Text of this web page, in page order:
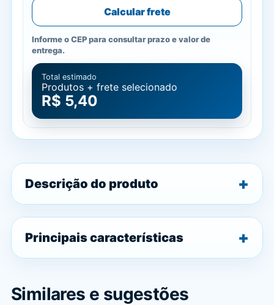
Calcular frete
Informe o CEP para consultar prazo e valor de
entrega.
Total estimado
Produtos + frete selecionado
R$ 5,40
Descrição do produto
Principais características
Similares e sugestões